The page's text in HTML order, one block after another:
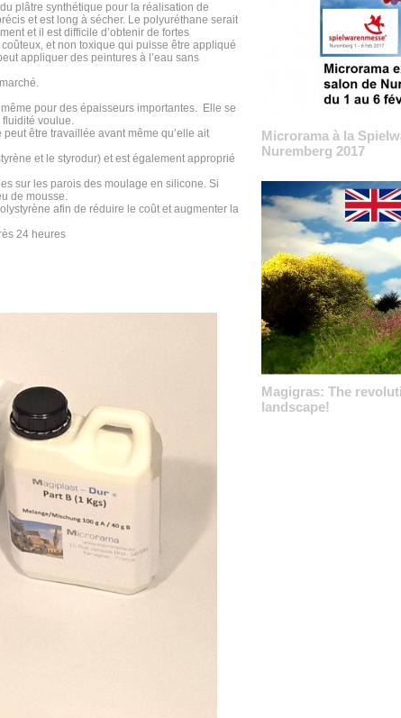
plâtre synthétique pour la réalisation de
et est long à sécher. Le polyuréthane serait
et il est difficile d’obtenir de fortes
et non toxique qui puisse être appliqué
appliquer des peintures à l’eau sans
pour des épaisseurs importantes. Elle se
voulue.
être travaillée avant même qu’elle ait
et le styrodur) et est également approprié
les parois des moulage en silicone. Si
de mousse.
afin de réduire le coût et augmenter la
24 heures
Microrama à la
Nuremberg 2017
Magigras: The
landscape!